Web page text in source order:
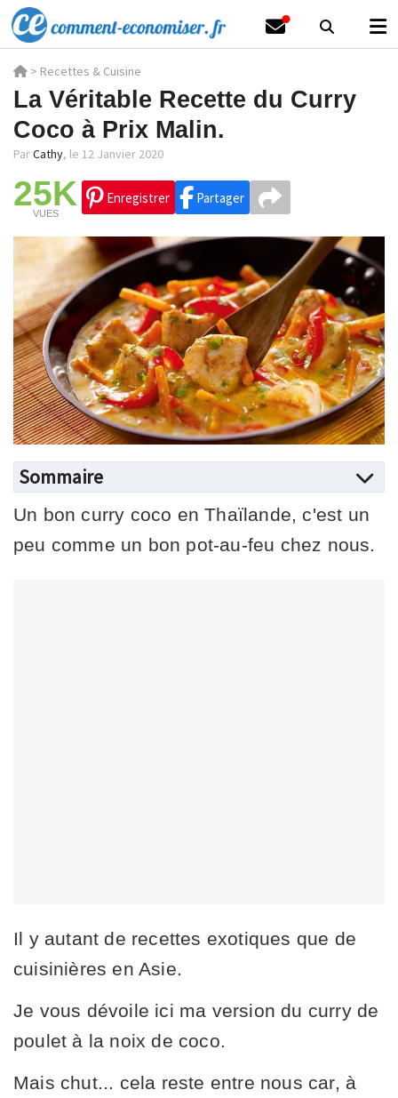
> Recettes & Cuisine
La Véritable Recette du Curry
Coco à Prix Malin.
ParCathy, le 12 Janvier 2020
25K
VUES
Enregistrer Partager
Sommaire
Un bon curry coco en Thaïlande, c'est un
peu comme un bon pot-au-feu chez nous.
Il y autant de recettes exotiques que de
cuisinières en Asie.
Je vous dévoile ici ma version du curry de
poulet à la noix de coco.
Mais chut... cela reste entre nous car, à